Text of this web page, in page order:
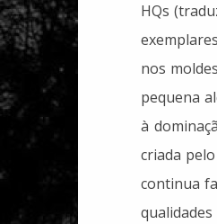
HQs
nos
pequena
à
criada
continua